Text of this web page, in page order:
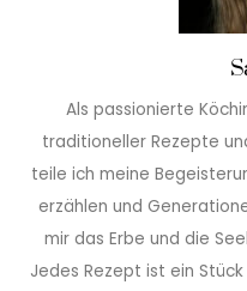
Als passionierte
traditioneller Rezepte
teile ich meine
erzählen und
mir das Erbe und die
Jedes Rezept ist ein